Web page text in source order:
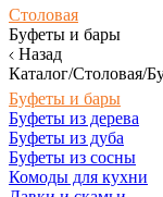
Столовая
Буфеты и бары
Назад
Каталог/Столовая/
Буфеты и бары
Буфеты из дерева
Буфеты из дуба
Буфеты из сосны
Комоды для кухни